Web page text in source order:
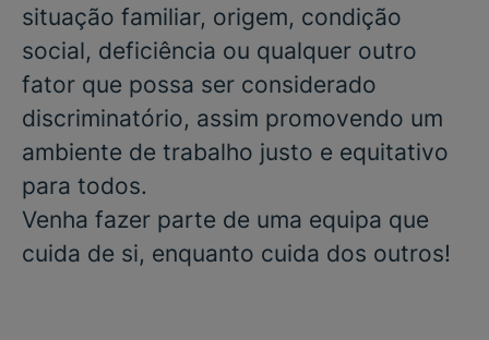
situação familiar, origem, condição
social, deficiência ou qualquer outro
fator que possa ser considerado
discriminatório, assim promovendo um
ambiente de trabalho justo e equitativo
para todos.
Venha fazer parte de uma equipa que
cuida de si, enquanto cuida dos outros!